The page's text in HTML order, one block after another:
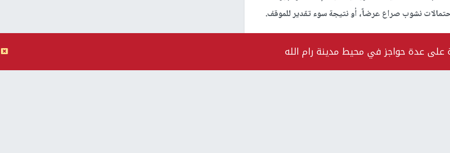
على عدة حواجز في محيط مدينة رام الله
نشوب صراع عرضاً، أو نتيجة سوء تقدير للموقف.